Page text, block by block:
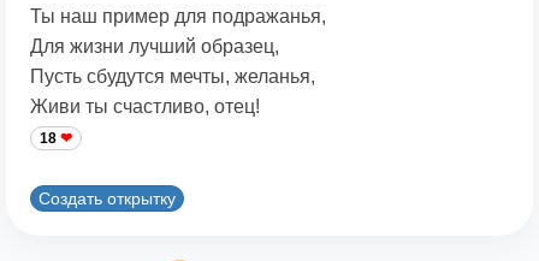
Ты наш пример для подражанья,
Для жизни лучший образец,
Пусть сбудутся мечты, желанья,
Живи ты счастливо, отец!
18
Создать открытку